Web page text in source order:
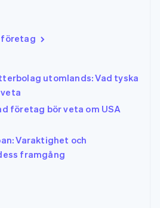
företag
utomlands: Vad tyska
företag bör veta om USA
Varaktighet och
framgång